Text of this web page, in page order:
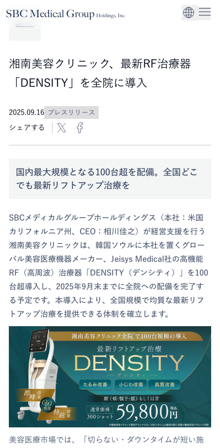
Company
Service
法人事業
Sustainability
ガバナンス
湘南美容クリニック、最新RF治療器
「DENSITY」を全院に導入
2025.09.16 プレスリリース
シェアする
国内最大規模となる100台超を配備。全国どこ
でも最新リフトアップ治療を
SBCメディカルグループホールディングス（本社：米国
カリフォルニア州、CEO：相川佳之）が経営支援を行う
湘南美容クリニックは、韓国ソウルに本社を置くグロー
バル美容医療機器メーカー、Jeisys Medical社の高機能
RF（高周波）治療器「DENSITY（デンシティ）」を100
台超導入し、2025年9月末までに全院への配備を完了す
る予定です。本導入により、全国規模で均質な最新リフ
トアップ治療を提供できる体制を確立します。
美容医療市場では、「切らない・ダウンタイムが短い施